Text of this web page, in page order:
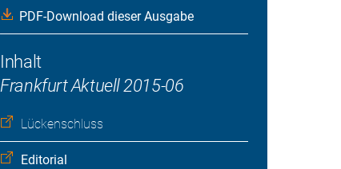
PDF-Download dieser Ausgabe
Inhalt
Frankfurt Aktuell 2015-06
Lückenschluss
Editorial